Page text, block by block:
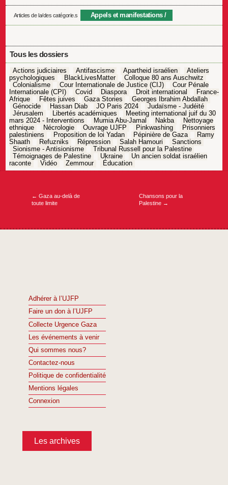
Articles de la/des catégorie.s Appels et manifestations
Tous les dossiers
Actions judiciaires Antifascisme Apartheid israélien
Ateliers
psychologiques
BlackLivesMatter
Colloque 80 ans Auschwitz
Colonialisme
Cour Internationale de Justice (CIJ)
Cour Pénale
Internationale (CPI)
Covid Diaspora Droit international
France-
Afrique
Fêtes juives Gaza Stories
Georges Ibrahim Abdallah
Génocide
Hassan Diab JO Paris 2024
Judaïsme - Judéité
Jérusalem
Libertés académiques
Meeting international juif du 30
mars 2024 - Interventions
Mumia Abu-Jamal Nakba
Nettoyage
ethnique
Nécrologie Ouvrage UJFP Pinkwashing
Prisonniers
palestiniens
Proposition de loi Yadan Pépinière de Gaza
Ramy
Shaath
Refuzniks Répression Salah Hamouri
Sanctions
Sionisme - Antisionisme
Tribunal Russell pour la Palestine
Témoignages de Palestine
Ukraine
Un ancien soldat israélien
raconte
Vidéo Zemmour Éducation
Navigation
← Gaza au-delà de
toute limite
Chansons pour la
Palestine →
Adhérer à l’UJFP
Faire un don à l’UJFP
Collecte Urgence Gaza
Les événements à venir
Qui sommes nous?
Contactez-nous
Politique de confidentialité
Mentions légales
Connexion
Les archives